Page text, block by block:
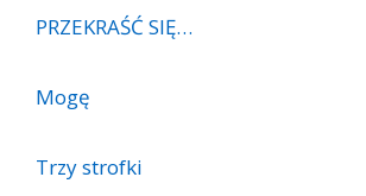
PRZEKRAŚĆ SIĘ…
Mogę
Trzy strofki